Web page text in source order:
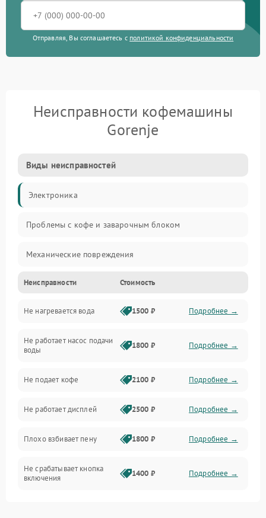
Отправляя, Вы соглашаетесь с политикой конфиденциальности
Неисправности кофемашины
Gorenje
Виды неисправностей
Электроника
Проблемы с кофе и заварочным блоком
Механические повреждения
Прочие неисправности
Включение и работа
Проблемы с водой
Проблемы с капучинатором и паром
Управление и электроника
Программное обеспечение
Неисправности Стоимость
Не нагревается вода 1500 ₽ Подробнее →
Не работает насос подачи
воды
1800 ₽ Подробнее →
Не подает кофе 2100 ₽ Подробнее →
Не работает дисплей 2500 ₽ Подробнее →
Плохо взбивает пену 1800 ₽ Подробнее →
Не срабатывает кнопка
включения
1400 ₽ Подробнее →